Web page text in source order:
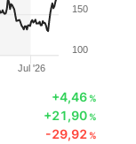
Jul '26
100
150
+4,46%
+21,90%
-29,92%